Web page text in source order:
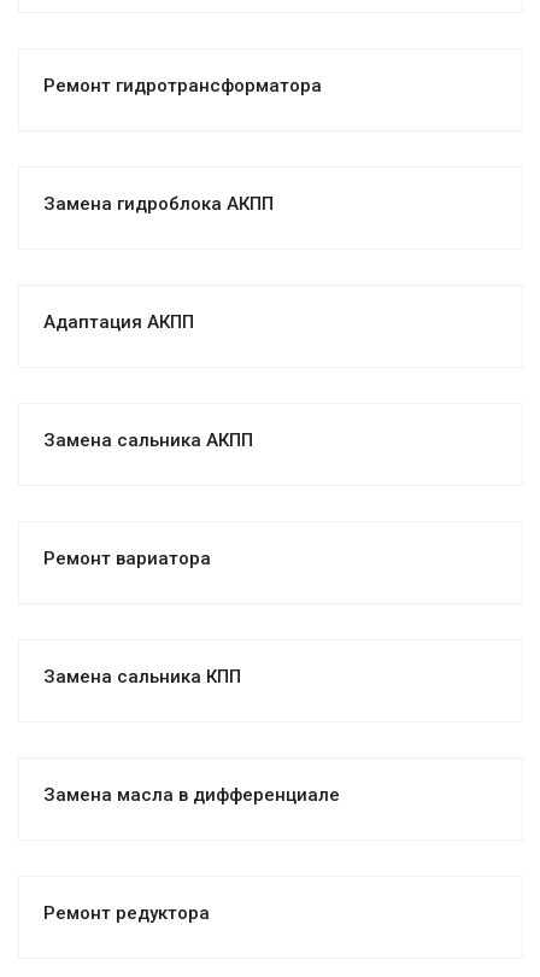
Ремонт гидротрансформатора
Замена гидроблока АКПП
Адаптация АКПП
Замена сальника АКПП
Ремонт вариатора
Замена сальника КПП
Замена масла в дифференциале
Ремонт редуктора